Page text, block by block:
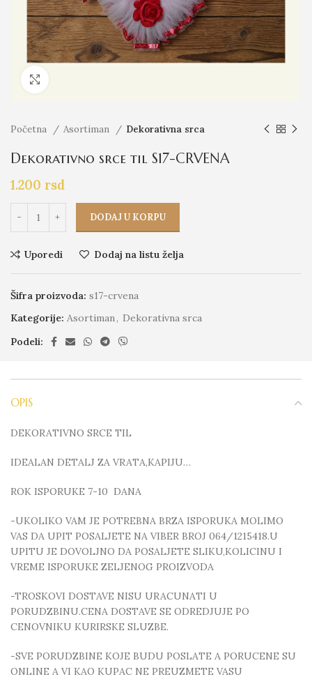
Početna Asortiman Dekorativna srca
Dekorativno srce til S17-CRVENA
1.200 rsd
DODAJ U KORPU
Uporedi Dodaj na listu želja
Šifra proizvoda: s17-crvena
Kategorije: Asortiman , Dekorativna srca
Podeli:
OPIS
DEKORATIVNO SRCE TIL
IDEALAN DETALJ ZA VRATA,KAPIJU…
ROK ISPORUKE 7-10 DANA
-UKOLIKO VAM JE POTREBNA BRZA ISPORUKA MOLIMO
VAS DA UPIT POSALJETE NA VIBER BROJ 064/1215418.U
UPITU JE DOVOLJNO DA POSALJETE SLIKU,KOLICINU I
VREME ISPORUKE ZELJENOG PROIZVODA
-TROSKOVI DOSTAVE NISU URACUNATI U
PORUDZBINU.CENA DOSTAVE SE ODREDJUJE PO
CENOVNIKU KURIRSKE SLUZBE.
-SVE PORUDZBINE KOJE BUDU POSLATE A PORUCENE SU
ONLINE A VI KAO KUPAC NE PREUZMETE VASU